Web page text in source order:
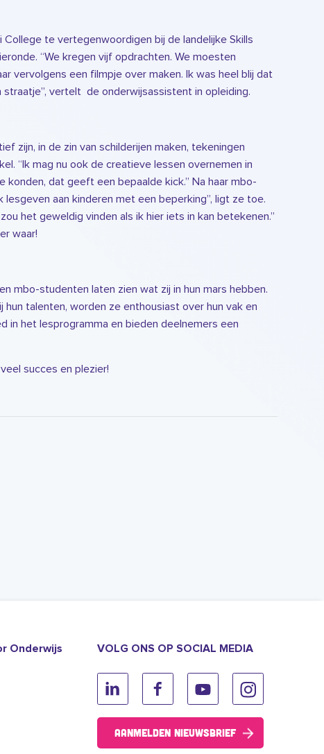
te vertegenwoordigen bij de landelijke Skills
“We kregen vijf opdrachten. We moesten
vervolgens een filmpje over maken. Ik was heel blij dat
vertelt de onderwijsassistent in opleiding.
zijn, in de zin van schilderijen maken, tekeningen
“Ik mag nu ook de creatieve lessen overnemen in
dat geeft een bepaalde kick.” Na haar mbo-
aan kinderen met een beperking”, ligt ze toe.
het geweldig vinden als ik hier iets in kan betekenen.”
waar!
mbo-studenten laten zien wat zij in hun mars hebben.
talenten, worden ze enthousiast over hun vak en
in het lesprogramma en bieden deelnemers een
succes en plezier!
Onderwijs VOLG ONS OP SOCIAL MEDIA
Aanmelden nieuwsbrief